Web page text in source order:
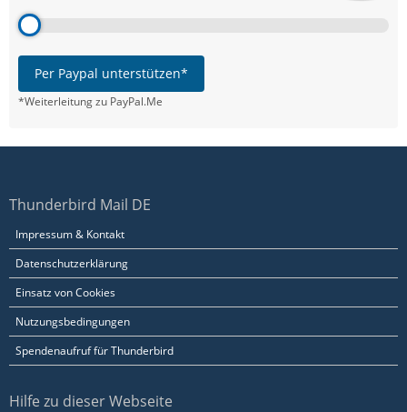
Per Paypal unterstützen*
*Weiterleitung zu PayPal.Me
Thunderbird Mail DE
Impressum & Kontakt
Datenschutzerklärung
Einsatz von Cookies
Nutzungsbedingungen
Spendenaufruf für Thunderbird
Hilfe zu dieser Webseite